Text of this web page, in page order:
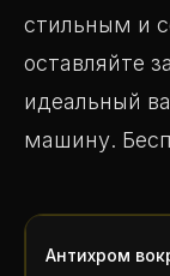
стильным и
оставляйте
идеальный
машину.
Антихром